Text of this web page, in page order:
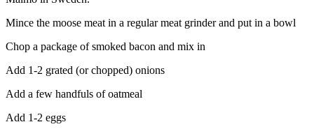
Mince the moose meat in a regular meat grinder and put in a bowl
Chop a package of smoked bacon and mix in
Add 1-2 grated (or chopped) onions
Add a few handfuls of oatmeal
Add 1-2 eggs